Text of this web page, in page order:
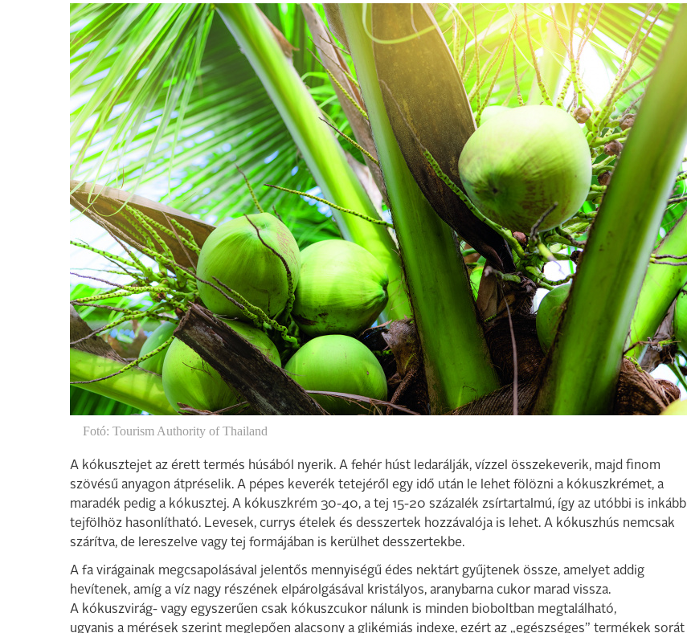
Fotó: Tourism Authority of Thailand
A kókusztejet az érett termés húsából nyerik. A fehér húst ledarálják, vízzel összekeverik, majd finom
szövésű anyagon átpréselik. A pépes keverék tetejéről egy idő után le lehet fölözni a kókuszkrémet, a
maradék pedig a kókusztej. A kókuszkrém 30-40, a tej 15-20 százalék zsírtartalmú, így az utóbbi is inkább
tejfölhöz hasonlítható. Levesek, currys ételek és desszertek hozzávalója is lehet. A kókuszhús nemcsak
szárítva, de lereszelve vagy tej formájában is kerülhet desszertekbe.
A fa virágainak megcsapolásával jelentős mennyiségű édes nektárt gyűjtenek össze, amelyet addig
hevítenek, amíg a víz nagy részének elpárolgásával kristályos, aranybarna cukor marad vissza.
A kókuszvirág- vagy egyszerűen csak kókuszcukor nálunk is minden bioboltban megtalálható,
ugyanis a mérések szerint meglepően alacsony a glikémiás indexe, ezért az „egészséges” termékek sorát